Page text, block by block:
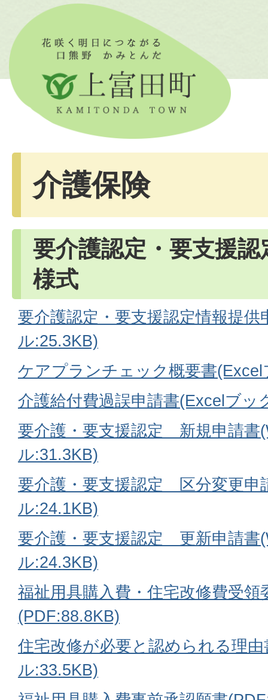
介護保険
要介護認定・要支援
様式
要介護認定・要支援認定情報提供
ル:25.3KB)
ケアプランチェック概要書
介護給付費過誤申請書(Excelブッ
要介護・要支援認定 新規申請書
ル:31.3KB)
要介護・要支援認定 区分変更申
ル:24.1KB)
要介護・要支援認定 更新申請書
ル:24.3KB)
福祉用具購入費・住宅改修費受領
(PDF:88.8KB)
住宅改修が必要と認められる理
ル:33.5KB)